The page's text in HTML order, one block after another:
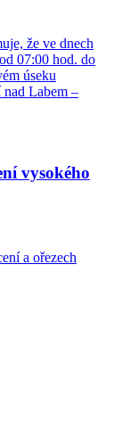
že ve dnech
07:00 hod. do
úseku
Labem –
vysokého
a ořezech